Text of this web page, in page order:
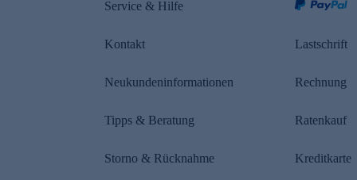
Service & Hilfe
Kontakt
Neukundeninformationen
Tipps & Beratung
Storno & Rücknahme
Lastschrift
Rechnung
Ratenkauf
Kreditkarte